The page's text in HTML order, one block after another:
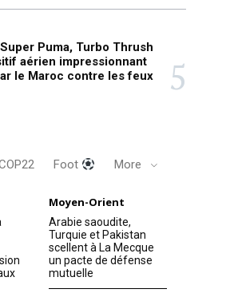
Puma, Turbo Thrush
aérien impressionnant
le Maroc contre les feux
Foot More
Moyen-Orient
Arabie saoudite,
Turquie et Pakistan
scellent à La Mecque
un pacte de défense
mutuelle